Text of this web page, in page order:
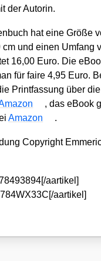
der Autorin.
hat eine Grö­ße
cm und einen Umfang
16,00 Euro. Die
für fai­re 4,95 Euro.
Print­fas­sung über
, das eBook
Ama­zon .
Copy­right
aartikel]
aartikel]